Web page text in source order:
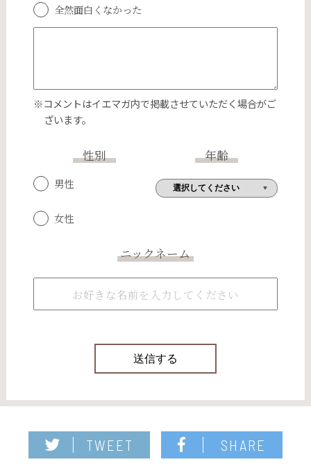
全然面白くなかった
※コメントはイエマガ内で掲載させていただく場合がご
ざいます。
性別
男性
女性
年齢
ニックネーム
TWEET SHARE